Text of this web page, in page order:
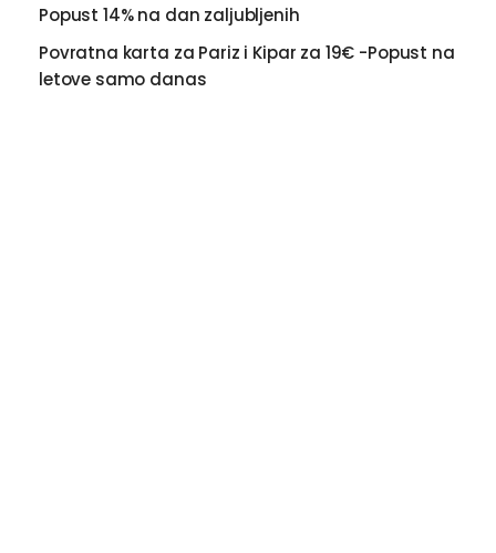
Popust 14% na dan zaljubljenih
Povratna karta za Pariz i Kipar za 19€ -Popust na
letove samo danas